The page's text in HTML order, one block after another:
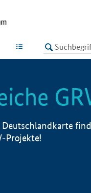
LISTE
Projekte!